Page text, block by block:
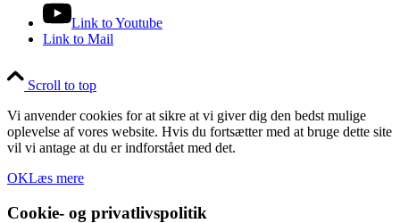
Link to Youtube
Link to Mail
Scroll to top
Vi anvender cookies for at sikre at vi giver dig den bedst mulige
oplevelse af vores website. Hvis du fortsætter med at bruge dette site
vil vi antage at du er indforstået med det.
OKLæs mere
Cookie- og privatlivspolitik